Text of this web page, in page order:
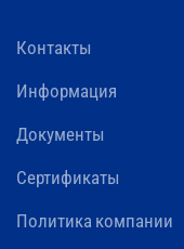
Контакты
Информация
Документы
Сертификаты
Политика компании